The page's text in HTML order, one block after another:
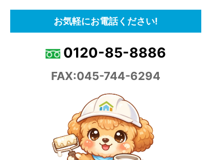
お気軽にお電話ください!
0120-85-8886
FAX:045-744-6294